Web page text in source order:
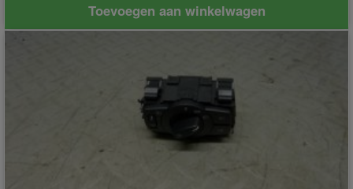
Toevoegen aan winkelwagen